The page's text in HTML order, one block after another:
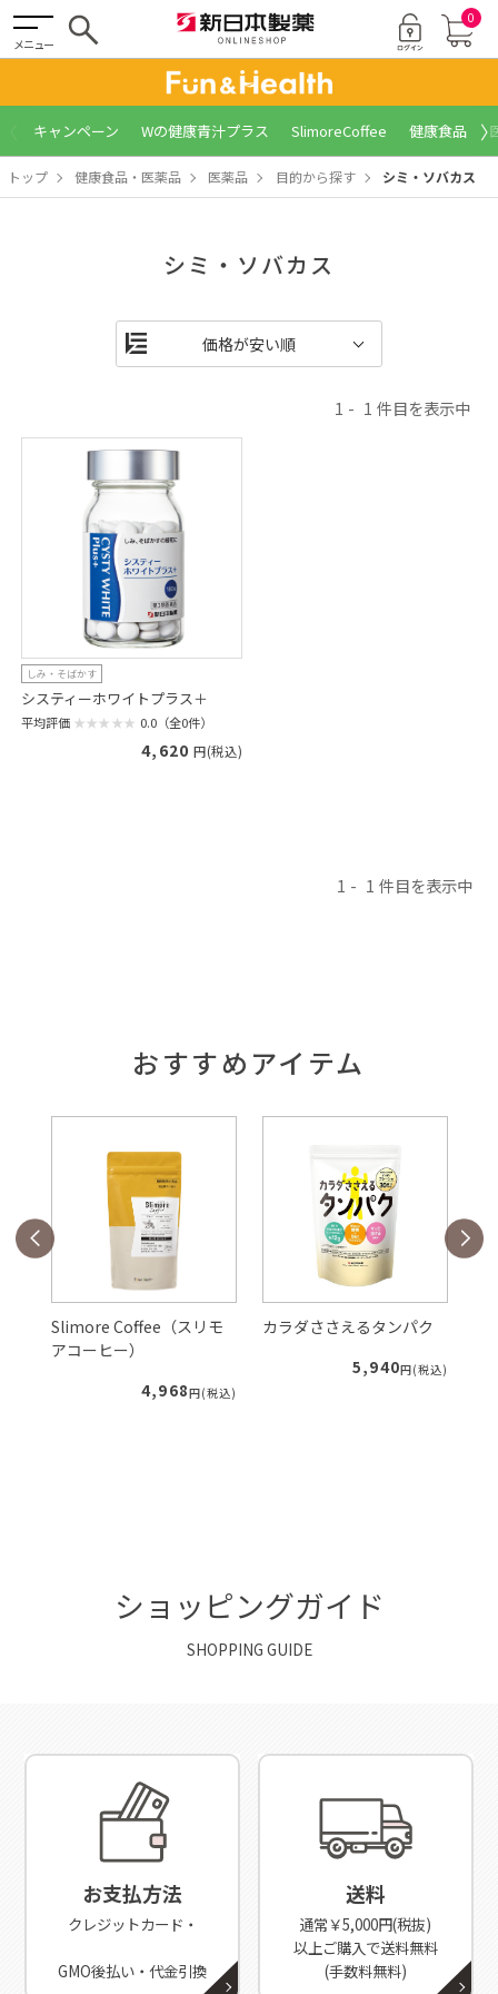
メニュー
0
キャンペーン Wの健康青汁プラス SlimoreCoffee 健康食品 〉
トップ 健康食品・医薬品 医薬品 目的から探す シミ・ソバカス
シミ・ソバカス
1 1
しみ・そばかす
システィーホワイトプラス＋
平均評価 0.0（全0件）
4,620 円(税込)
1 1
おすすめアイテム
Slimore Coffee（スリモ
アコーヒー）
4,968円(税込)
カラダささえるタンパク
5,940円(税込)
ショッピングガイド
SHOPPING GUIDE
お支払方法
クレジットカード・
GMO後払い・代金引換
送料
通常￥5,000円(税抜)
以上ご購入で送料無料
(手数料無料)